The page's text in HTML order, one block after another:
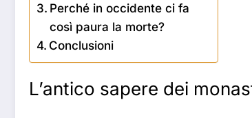
Perché in occidente ci fa
così paura la morte?
Conclusioni
L’antico sapere dei